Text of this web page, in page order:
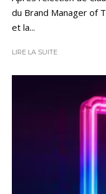
du Brand Manager of
et la...
LIRE LA SUITE